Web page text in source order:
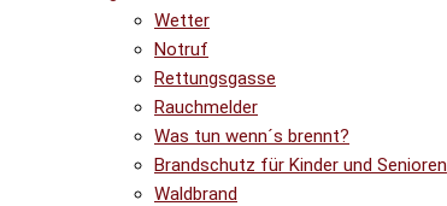
Wetter
Notruf
Rettungsgasse
Rauchmelder
Was tun wenn´s brennt?
Brandschutz für Kinder und Senioren
Waldbrand